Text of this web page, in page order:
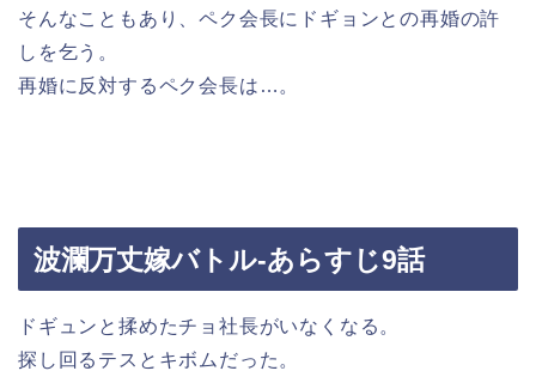
そんなこともあり、ペク会長にドギョンとの再婚の許
しを乞う。
再婚に反対するペク会長は…。
波瀾万丈嫁バトル-あらすじ9話
ドギュンと揉めたチョ社長がいなくなる。
探し回るテスとキボムだった。